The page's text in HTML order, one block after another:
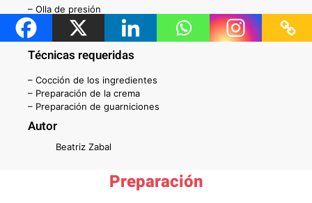
– Olla de presión
– Licuadora
Técnicas requeridas
– Cocción de los ingredientes
– Preparación de la crema
– Preparación de guarniciones
Autor
Beatriz Zabal
Preparación